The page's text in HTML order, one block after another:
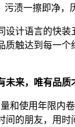
污渍一擦即净，
设计语言的快装
质触达到每一个
未来， 唯有品质
和使用年限内
间的朋友，用时